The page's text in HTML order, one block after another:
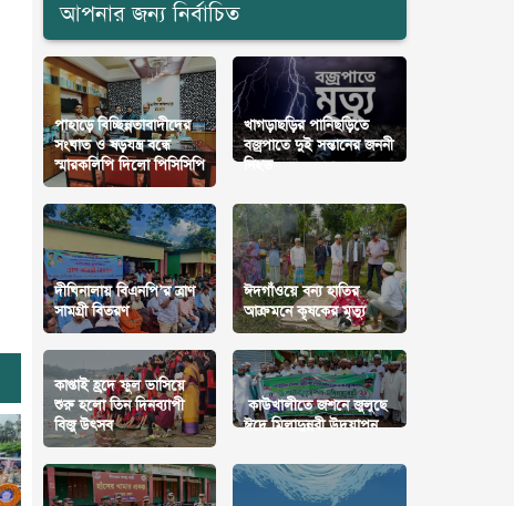
আপনার জন্য নির্বাচিত
পাহাড়ে বিচ্ছিন্নতাবাদীদের
সংঘাত ও ষড়যন্ত্র বন্ধে
স্মারকলিপি দিলো পিসিসিপি
খাগড়াছড়ির পানিছড়িতে
বজ্রপাতে দুই সন্তানের জননী
নিহত
দীঘিনালায় বিএনপি’র ত্রাণ
সামগ্রী বিতরণ
ঈদগাঁওয়ে ‎বন্য হাতির
আক্রমনে কৃষকের মৃত্যু
‎কাপ্তাই হ্রদে ফুল ভাসিয়ে
শুরু হলো তিন দিনব্যাপী
বিজু উৎসব
কাউখালীতে জশনে জুলুছে
ঈদে মিলাদুন্নবী উদযাপন